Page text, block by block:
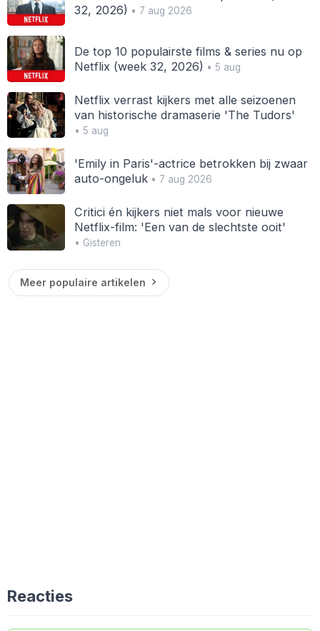
32, 2026) • 7 aug 2026
De top 10 populairste films & series nu op
Netflix (week 32, 2026) • 5 aug
Netflix verrast kijkers met alle seizoenen
van historische dramaserie 'The Tudors'
• 5 aug
'Emily in Paris'-actrice betrokken bij zwaar
auto-ongeluk• 7 aug 2026
Critici én kijkers niet mals voor nieuwe
Netflix-film: 'Een van de slechtste ooit'
• Gisteren
Meer populaire artikelen
Reacties